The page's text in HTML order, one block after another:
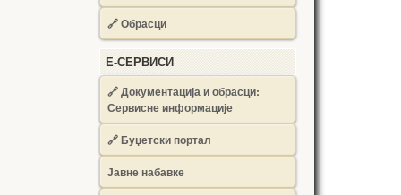
🔗Обрасци
Е-СЕРВИСИ
🔗 Документација и обрасци:
Сервисне информације
🔗 Буџетски портал
Јавне набавке